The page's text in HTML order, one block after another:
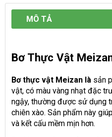
MÔ TẢ
Bơ Thực Vật
Bơ thực vật Meizan là sản
vật, có màu vàng nhạt đặc
ngậy, thường được sử dụng
chiên xào. Sản phẩm này
và kết cấu mềm mịn hơn.